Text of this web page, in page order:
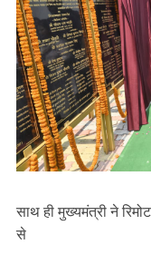
साथ ही मुख्यमंत्री ने
से